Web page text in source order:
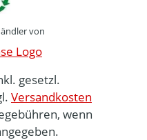
von
gesetzl.
Versandkosten
wenn